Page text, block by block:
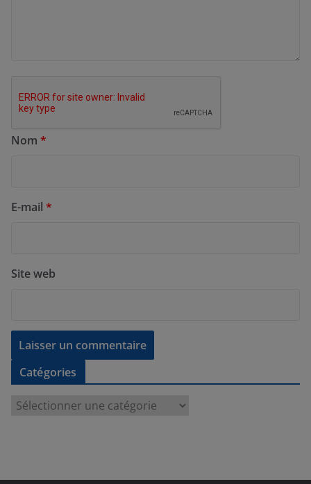
Nom *
E-mail *
Site web
Catégories